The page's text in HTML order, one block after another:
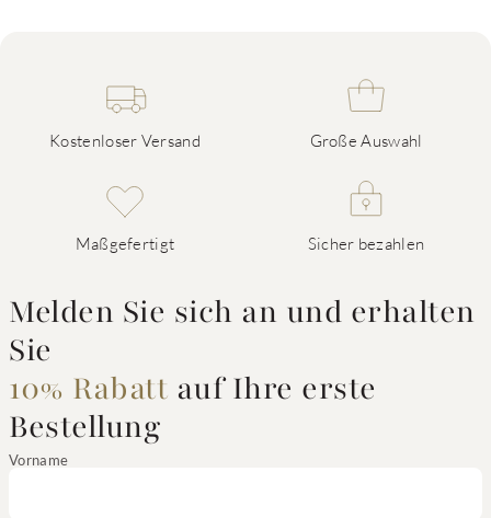
Kostenloser Versand Große Auswahl
Maßgefertigt Sicher bezahlen
Melden Sie sich an und erhalten
Sie
10% Rabatt auf Ihre erste
Bestellung
Vorname